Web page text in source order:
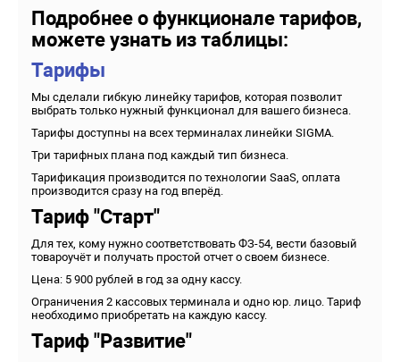
Подробнее о функционале тарифов,
можете узнать из таблицы:
Тарифы
Мы сделали гибкую линейку тарифов, которая позволит
выбрать только нужный функционал для вашего бизнеса.
Тарифы доступны на всех терминалах линейки SIGMA.
Три тарифных плана под каждый тип бизнеса.
Тарификация производится по технологии SaaS, оплата
производится сразу на год вперёд.
Тариф "Старт"
Для тех, кому нужно соответствовать ФЗ-54, вести базовый
товароучёт и получать простой отчет о своем бизнесе.
Цена: 5 900 рублей в год за одну кассу.
Ограничения 2 кассовых терминала и одно юр. лицо. Тариф
необходимо приобретать на каждую кассу.
Тариф "Развитие"